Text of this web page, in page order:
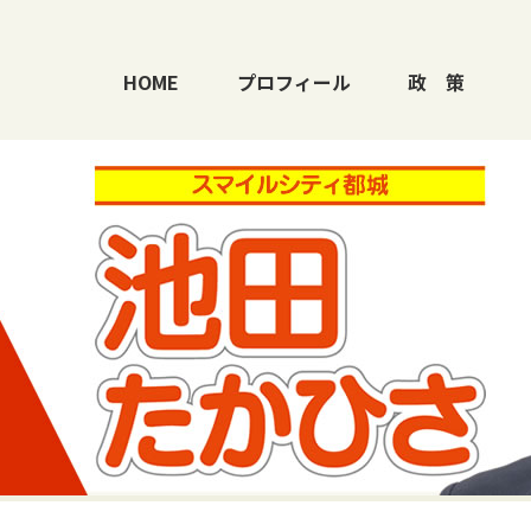
HOME プロフィール 政 策